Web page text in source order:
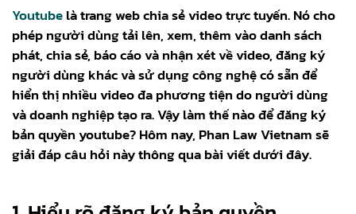
Youtubelà trang web chia sẻ video trực tuyến. Nó cho
phép người dùng tải lên, xem, thêm vào danh sách
phát, chia sẻ, báo cáo và nhận xét về video, đăng ký
người dùng khác và sử dụng công nghệ có sẵn để
hiển thị nhiều video đa phương tiện do người dùng
và doanh nghiệp tạo ra. Vậy làm thế nào để đăng ký
bản quyền youtube? Hôm nay, Phan Law Vietnam sẽ
giải đáp câu hỏi này thông qua bài viết dưới đây.